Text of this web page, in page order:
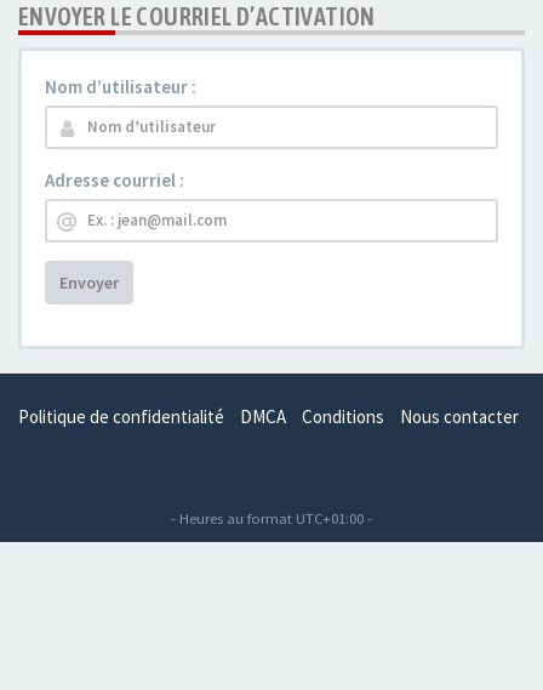
ENVOYER LE COURRIEL D’ACTIVATION
Nom d’utilisateur :
Adresse courriel :
Envoyer
Politique de confidentialité DMCA Conditions Nous contacter
- Heures au format UTC+01:00-